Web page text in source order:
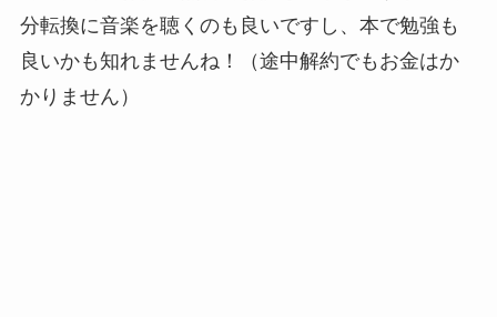
分転換に音楽を聴くのも良いですし、本で勉強も
良いかも知れませんね！（途中解約でもお金はか
かりません ）